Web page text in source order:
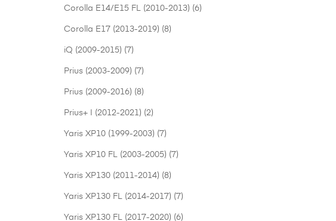
Corolla E14/E15 FL (2010-2013) (6)
Corolla E17 (2013-2019) (8)
iQ (2009-2015) (7)
Prius (2003-2009) (7)
Prius (2009-2016) (8)
Prius+ I (2012-2021) (2)
Yaris XP10 (1999-2003) (7)
Yaris XP10 FL (2003-2005) (7)
Yaris XP130 (2011-2014) (8)
Yaris XP130 FL (2014-2017) (7)
Yaris XP130 FL (2017-2020) (6)